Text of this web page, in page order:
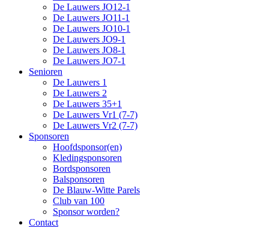
De Lauwers JO12-1
De Lauwers JO11-1
De Lauwers JO10-1
De Lauwers JO9-1
De Lauwers JO8-1
De Lauwers JO7-1
Senioren
De Lauwers 1
De Lauwers 2
De Lauwers 35+1
De Lauwers Vr1 (7-7)
De Lauwers Vr2 (7-7)
Sponsoren
Hoofdsponsor(en)
Kledingsponsoren
Bordsponsoren
Balsponsoren
De Blauw-Witte Parels
Club van 100
Sponsor worden?
Contact